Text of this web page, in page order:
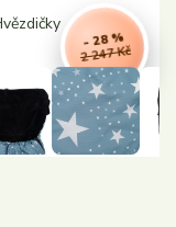
2 247 Kč
- 28 %